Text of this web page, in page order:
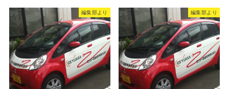
編集部より 編集部より